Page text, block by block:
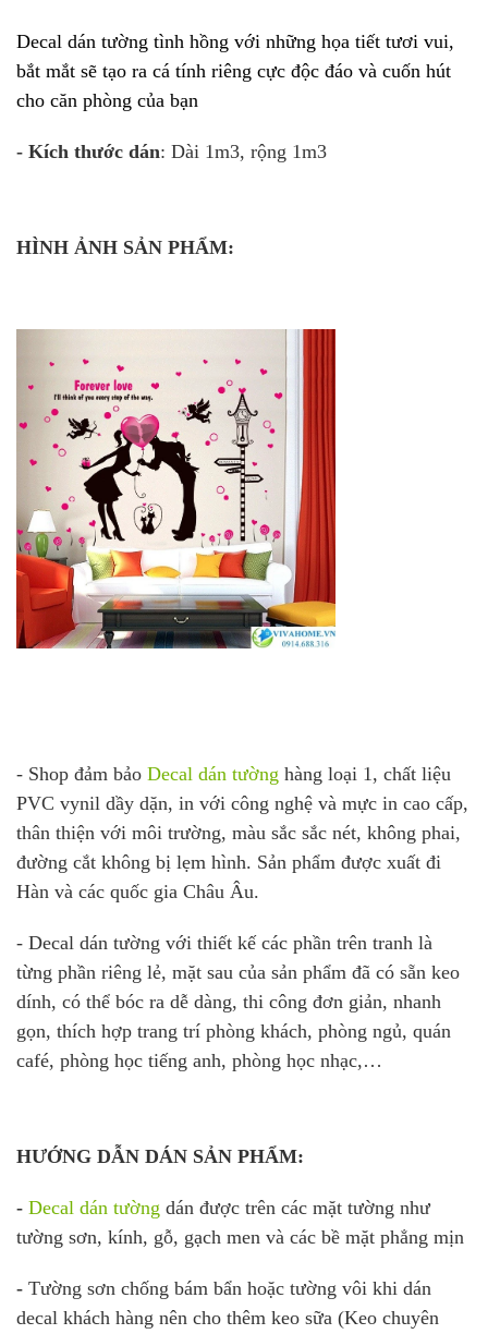
Decal dán tường tình hồng với những họa tiết tươi vui,
bắt mắt sẽ tạo ra cá tính riêng cực độc đáo và cuốn hút
cho căn phòng của bạn
- Kích thước dán: Dài 1m3, rộng 1m3
HÌNH ẢNH SẢN PHẨM:
- Shop đảm bảo Decal dán tường hàng loại 1, chất liệu
PVC vynil dầy dặn, in với công nghệ và mực in cao cấp,
thân thiện với môi trường, màu sắc sắc nét, không phai,
đường cắt không bị lẹm hình. Sản phẩm được xuất đi
Hàn và các quốc gia Châu Âu.
- Decal dán tường với thiết kế các phần trên tranh là
từng phần riêng lẻ, mặt sau của sản phẩm đã có sẵn keo
dính, có thể bóc ra dễ dàng, thi công đơn giản, nhanh
gọn, thích hợp trang trí phòng khách, phòng ngủ, quán
café, phòng học tiếng anh, phòng học nhạc,…
HƯỚNG DẪN DÁN SẢN PHẨM:
- Decal dán tường dán được trên các mặt tường như
tường sơn, kính, gỗ, gạch men và các bề mặt phẳng mịn
- Tường sơn chống bám bẩn hoặc tường vôi khi dán
decal khách hàng nên cho thêm keo sữa (Keo chuyên